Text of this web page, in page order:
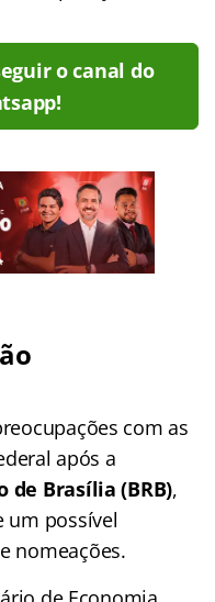
o canal do
com as
após a
de Brasília (BRB),
um possível
nomeações.